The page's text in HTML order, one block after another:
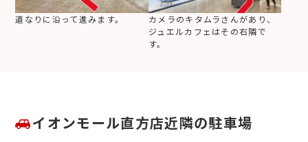
道なりに沿って進みます。
カメラのキタムラさんがあり、
ジュエルカフェはその右隣で
す。
イオンモール直方店近隣の駐車場